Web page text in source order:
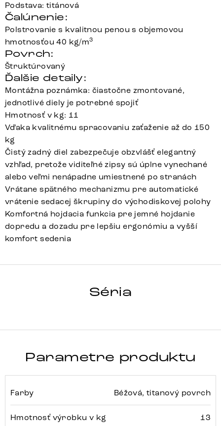
Podstava: titánová
Čalúnenie:
Polstrovanie s kvalitnou penou s objemovou
hmotnosťou 40 kg/m3
Povrch:
Štruktúrovaný
Ďalšie detaily:
Montážna poznámka: čiastočne zmontované,
jednotlivé diely je potrebné spojiť
Hmotnosť v kg: 11
Vďaka kvalitnému spracovaniu zaťaženie až do 150
kg
Čistý zadný diel zabezpečuje obzvlášť elegantný
vzhľad, pretože viditeľné zipsy sú úplne vynechané
alebo veľmi nenápadne umiestnené po stranách
Vrátane spätného mechanizmu pre automatické
vrátenie sedacej škrupiny do východiskovej polohy
Komfortná hojdacia funkcia pre jemné hojdanie
dopredu a dozadu pre lepšiu ergonómiu a vyšší
komfort sedenia
Séria
VINJA-FLEX
Parametre produktu
Farby Béžová, titanový povrch
Hmotnosť výrobku v kg 13